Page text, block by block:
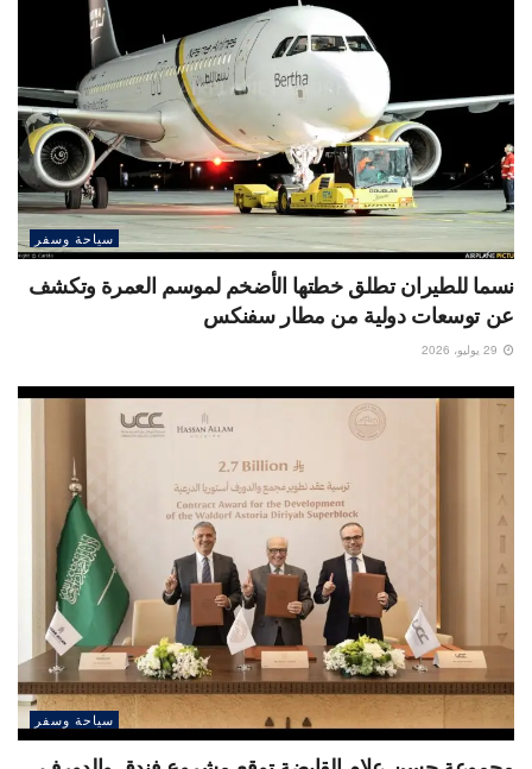
سياحة وسفر
نسما للطيران تطلق خطتها الأضخم لموسم العمرة وتكشف
عن توسعات دولية من مطار سفنكس
سياحة وسفر